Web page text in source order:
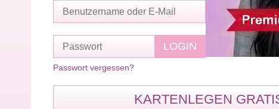
Passwort vergessen?
KARTENLEGEN